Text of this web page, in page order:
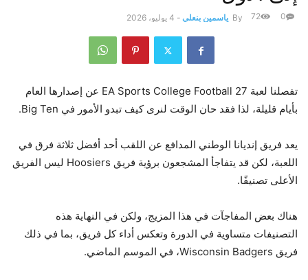
By ياسمين بنعلي - 4 يوليو، 2026 0
72
تفصلنا لعبة EA Sports College Football 27 عن إصدارها العام
بأيام قليلة، لذا فقد حان الوقت لنرى كيف تبدو الأمور في Big Ten.
يعد فريق إنديانا الوطني المدافع عن اللقب أحد أفضل ثلاثة فرق في
اللعبة، لكن قد يتفاجأ المشجعون برؤية فريق Hoosiers ليس الفريق
الأعلى تصنيفًا.
هناك بعض المفاجآت في هذا المزيج، ولكن في النهاية هذه
التصنيفات متساوية في الدورة وتعكس أداء كل فريق، بما في ذلك
فريق Wisconsin Badgers، في الموسم الماضي.